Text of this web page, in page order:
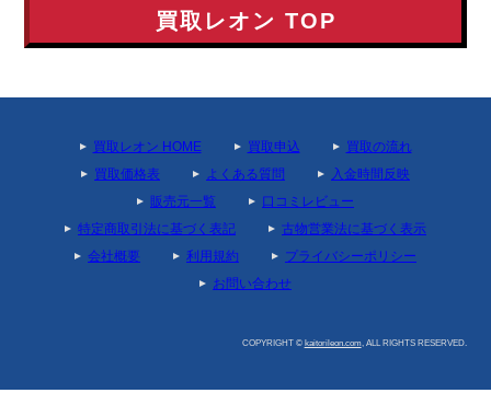
買取レオン TOP
買取レオン HOME 買取申込
買取の流れ
買取価格表
よくある質問
入金時間反映
販売元一覧
口コミレビュー
特定商取引法に基づく表記
古物営業法に基づく表示
会社概要
利用規約
プライバシーポリシー
お問い合わせ
COPYRIGHT © kaitorileon.com, ALL RIGHTS RESERVED.